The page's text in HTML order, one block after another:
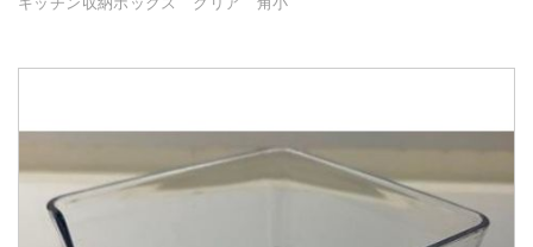
キッチン収納ボックス クリア 角小